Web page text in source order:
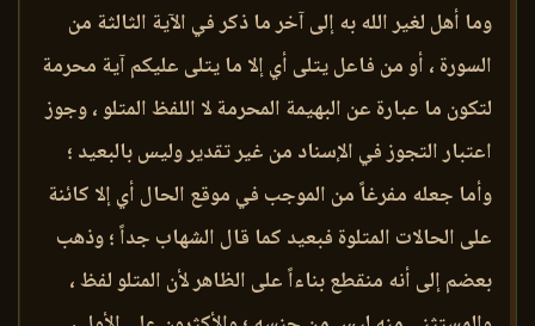
وما أهل لغير الله به إلى آخر ما ذكر في الآية الثالثة من
السورة ، أو من فاعل يتلى أي إلا ما يتلى عليكم آية محرمة
لتكون ما عبارة عن البهيمة المحرمة لا اللفظ المتلو ، وجوز
اعتبار التجوز في الإسناد من غير تقدير وليس بالبعيد ؛
وأما جعله مفرغاً من الموجب في موقع الحال أي إلا كائنة
على الحالات المتلوة فبعيد كما قال الشهاب جداً ؛ وذهب
بعضم إلى أنه منقطع بناءاً على الظاهر لأن المتلو لفظ ،